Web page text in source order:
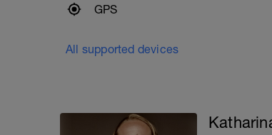
GPS
All supported devices